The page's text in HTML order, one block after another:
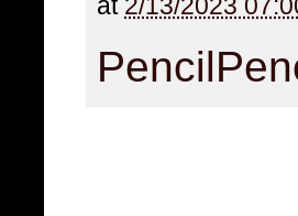
at 2/13/2023
Pencil